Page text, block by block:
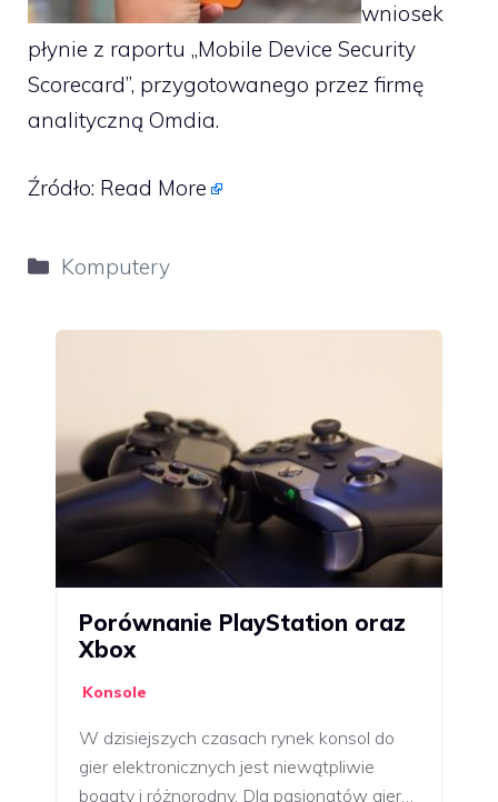
wniosek
płynie z raportu „Mobile Device Security
Scorecard”, przygotowanego przez firmę
analityczną Omdia.
Źródło: Read More
Kategorie
Komputery
Porównanie PlayStation oraz
Xbox
Konsole
W dzisiejszych czasach rynek konsol do
gier elektronicznych jest niewątpliwie
bogaty i różnorodny. Dla pasjonatów gier…